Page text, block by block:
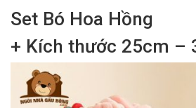
Set Bó Hoa Hồng
+ Kích thước 25cm –